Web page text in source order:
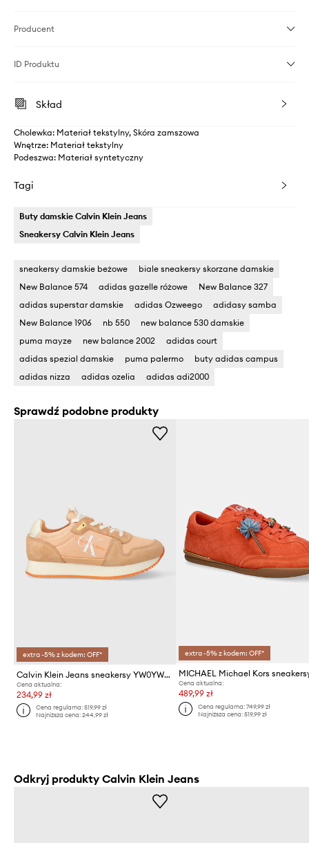
Producent
ID Produktu
Skład
Cholewka: Materiał tekstylny, Skóra zamszowa
Wnętrze: Materiał tekstylny
Podeszwa: Materiał syntetyczny
Tagi
Buty damskie Calvin Klein Jeans
Sneakersy Calvin Klein Jeans
sneakersy damskie beżowe
biale sneakersy skorzane damskie
New Balance 574
adidas gazelle różowe
New Balance 327
adidas superstar damskie
adidas Ozweego
adidasy samba
New Balance 1906
nb 550
new balance 530 damskie
puma mayze
new balance 2002
adidas court
adidas spezial damskie
puma palermo
buty adidas campus
adidas nizza
adidas ozelia adidas adi2000
Sprawdź podobne produkty
extra -5% z kodem: OFF*
Calvin Klein Jeans sneakersy YW0YW00840 RUNNER SOCK LACEUP NY-LTH W
Cena aktualna:
234,99 zł
Cena regularna:519,99 zł
Najniższa cena:244,99 zł
extra -5% z kodem: OFF*
Cena aktualna:
489,99 zł
Cena regularna: 749,99 zł
Najniższa cena: 519,99 zł
Odkryj produkty Calvin Klein Jeans